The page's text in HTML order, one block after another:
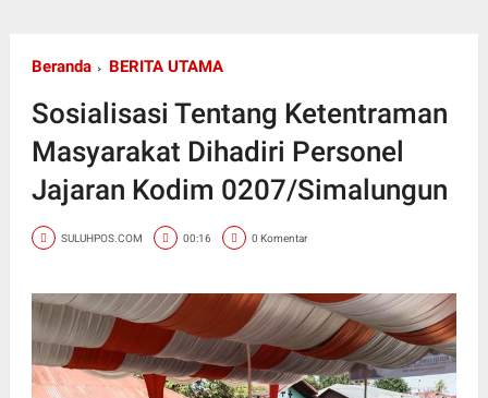
Beranda BERITA UTAMA
Sosialisasi Tentang Ketentraman
Masyarakat Dihadiri Personel
Jajaran Kodim 0207/Simalungun
SULUHPOS.COM 00:16 0 Komentar